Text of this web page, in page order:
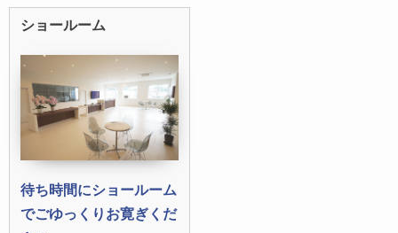
ショールーム
待ち時間にショールーム
でごゆっくりお寛ぎくだ